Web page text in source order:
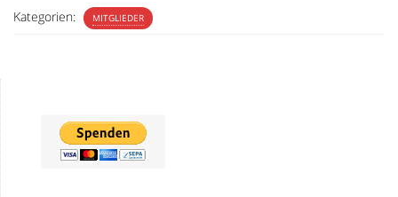
Kategorien: MITGLIEDER